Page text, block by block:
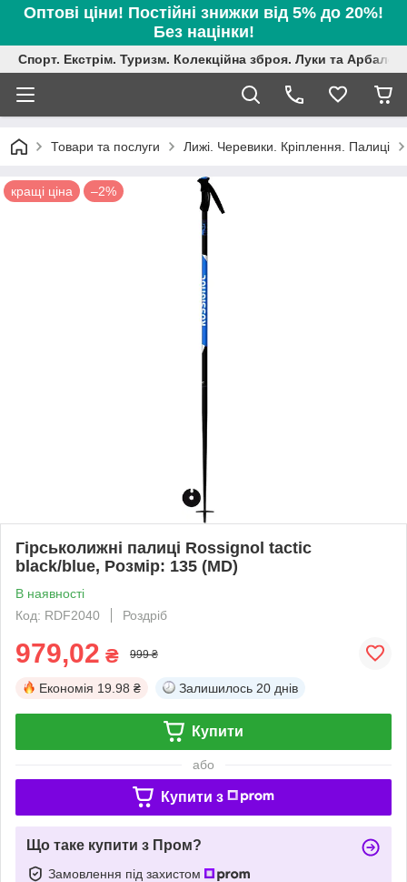
Оптові ціни! Постійні знижки від 5% до 20%!
Без націнки!
Спорт. Екстрім. Туризм. Колекційна зброя. Луки та
Товари та послуги Лижі. Черевики. Кріплення. Палиці
кращі ціна –2%
Гірськолижні палиці Rossignol tactic
black/blue, Розмір: 135 (MD)
В наявності
Код: RDF2040
Роздріб
979,02 ₴ 999 ₴
Економія 19.98 ₴ Залишилось 20 днів
Купити
або
Купити з
Що таке купити з Пром?
Замовлення під захистом